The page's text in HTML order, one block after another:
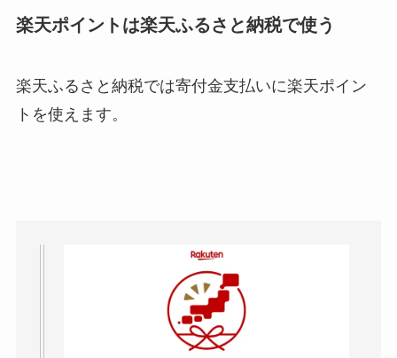
楽天ポイントは楽天ふるさと納税で使う
楽天ふるさと納税では寄付金支払いに楽天ポイン
トを使えます。